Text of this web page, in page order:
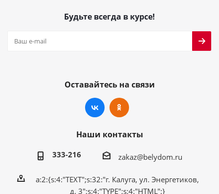
Будьте всегда в курсе!
Оставайтесь на связи
Наши контакты
333-216 zakaz@belydom.ru
a:2:{s:4:"TEXT";s:32:"г. Калуга, ул. Энергетиков,
д. 3";s:4:"TYPE";s:4:"HTML";}